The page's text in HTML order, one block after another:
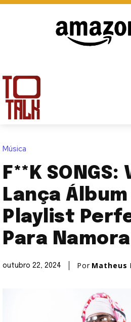
Música
F**K SONGS:
Lança Álbum
Playlist
Para
outubro 22, 2024 Por Matheus